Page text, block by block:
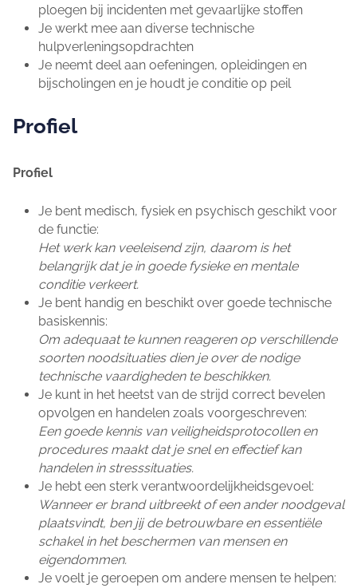
ploegen bij incidenten met gevaarlijke stoffen
Je werkt mee aan diverse technische
hulpverleningsopdrachten
Je neemt deel aan oefeningen, opleidingen en
bijscholingen en je houdt je conditie op peil
Profiel
Profiel
Je bent medisch, fysiek en psychisch geschikt voor
de functie:
Het werk kan veeleisend zijn, daarom is het
belangrijk dat je in goede fysieke en mentale
conditie verkeert.
Je bent handig en beschikt over goede technische
basiskennis:
Om adequaat te kunnen reageren op verschillende
soorten noodsituaties dien je over de nodige
technische vaardigheden te beschikken.
Je kunt in het heetst van de strijd correct bevelen
opvolgen en handelen zoals voorgeschreven:
Een goede kennis van veiligheidsprotocollen en
procedures maakt dat je snel en effectief kan
handelen in stresssituaties.
Je hebt een sterk verantwoordelijkheidsgevoel:
Wanneer er brand uitbreekt of een ander noodgeval
plaatsvindt, ben jij de betrouwbare en essentiële
schakel in het beschermen van mensen en
eigendommen.
Je voelt je geroepen om andere mensen te helpen: